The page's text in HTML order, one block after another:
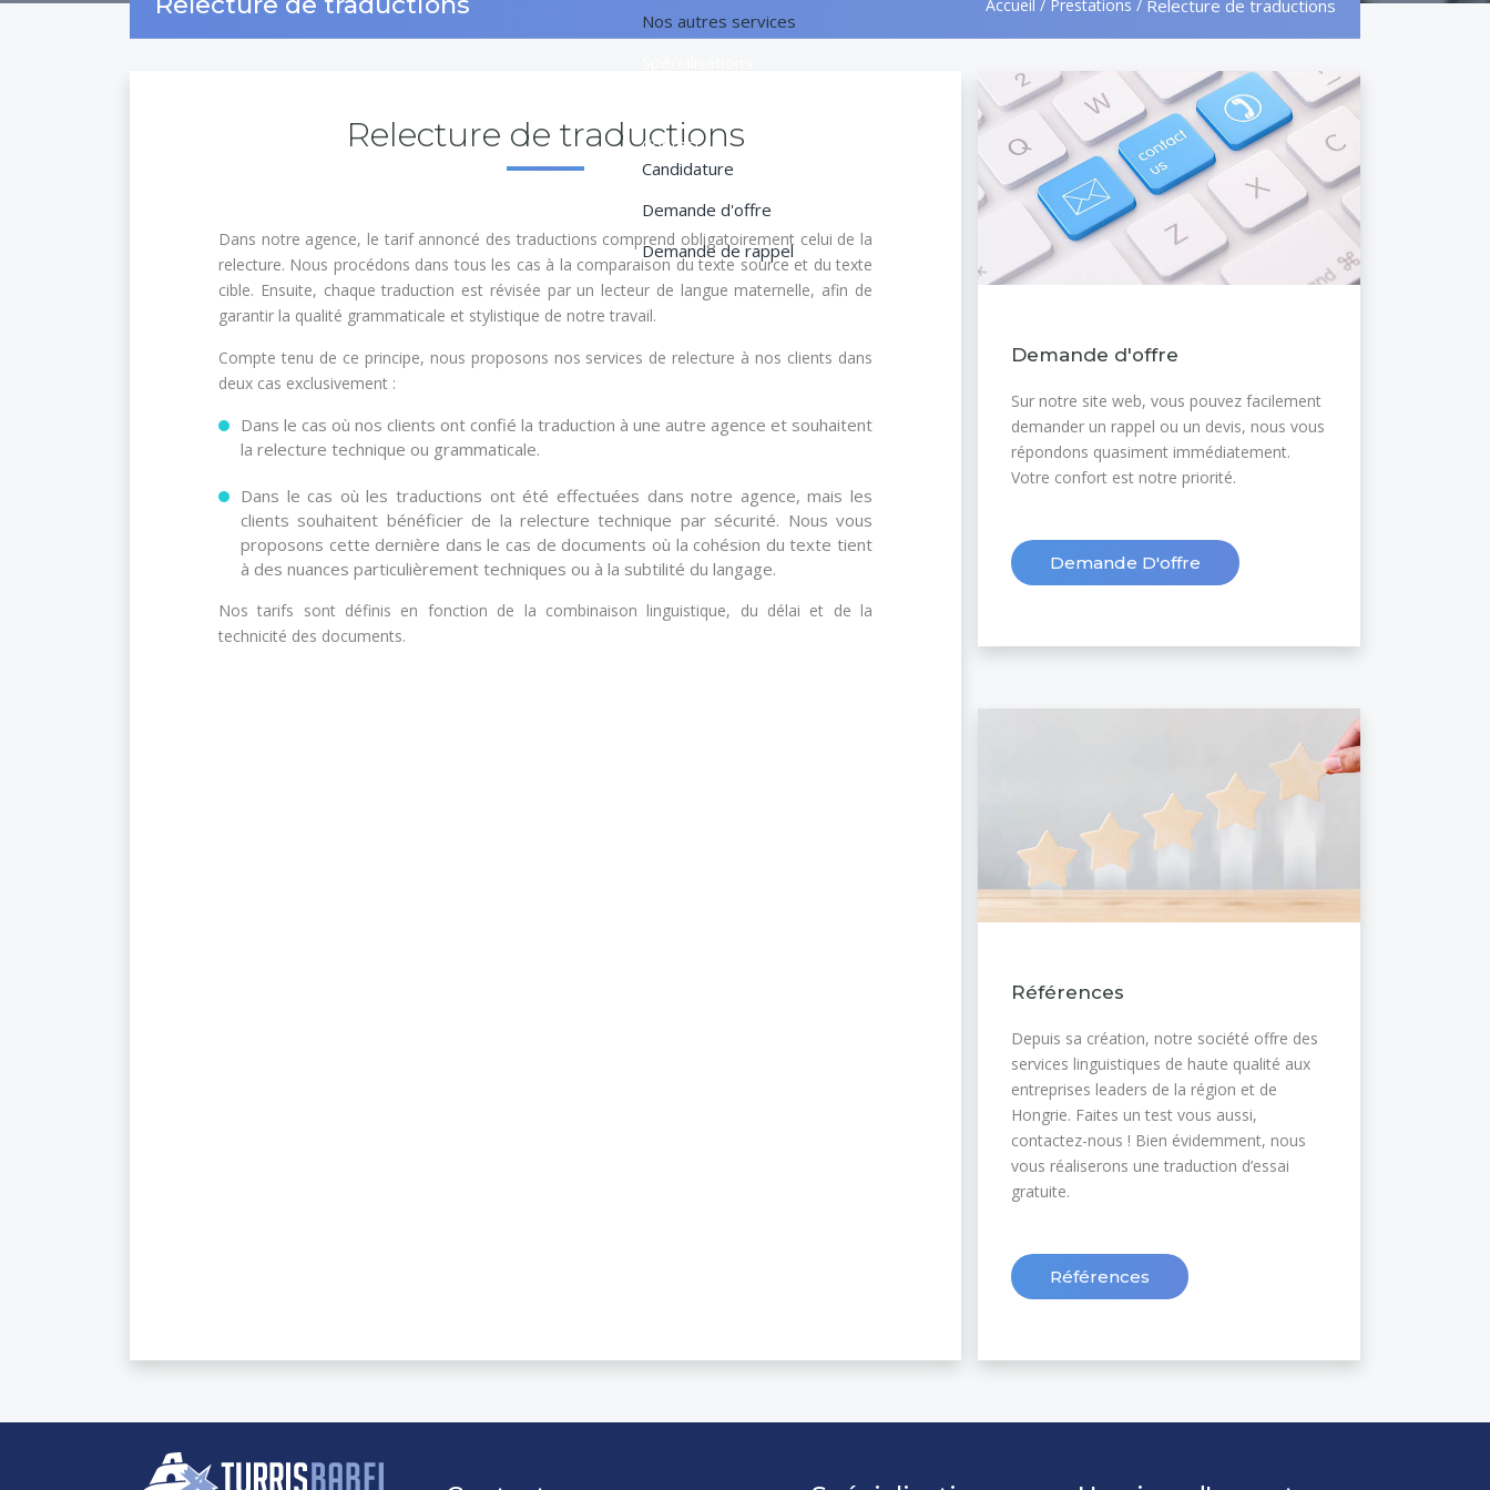
Nos autres services
Contact
Candidature
Demande d'offre
Demande de rappel
Accueil / Prestations / Relecture de traductions
Relecture de traductions
Dans notre agence, le tarif annoncé des traductions comprend obligatoirement celui de la
relecture. Nous procédons dans tous les cas à la comparaison du texte source et du texte
cible. Ensuite, chaque traduction est révisée par un lecteur de langue maternelle, afin de
garantir la qualité grammaticale et stylistique de notre travail.
Compte tenu de ce principe, nous proposons nos services de relecture à nos clients dans
deux cas exclusivement :
Dans le cas où nos clients ont confié la traduction à une autre agence et souhaitent
la relecture technique ou grammaticale.
Dans le cas où les traductions ont été effectuées dans notre agence, mais les
clients souhaitent bénéficier de la relecture technique par sécurité. Nous vous
proposons cette dernière dans le cas de documents où la cohésion du texte tient
à des nuances particulièrement techniques ou à la subtilité du langage.
Nos tarifs sont définis en fonction de la combinaison linguistique, du délai et de la
technicité des documents.
Demande d'offre
Sur notre site web, vous pouvez facilement
demander un rappel ou un devis, nous vous
répondons quasiment immédiatement.
Votre confort est notre priorité.
Demande D'offre
Références
Depuis sa création, notre société offre des
services linguistiques de haute qualité aux
entreprises leaders de la région et de
Hongrie. Faites un test vous aussi,
contactez-nous ! Bien évidemment, nous
vous réaliserons une traduction d’essai
gratuite.
Références